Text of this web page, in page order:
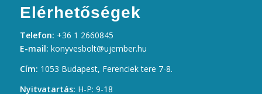
Elérhetőségek
Telefon: +36 1 2660845
E-mail: konyvesbolt@ujember.hu
Cím: 1053 Budapest, Ferenciek tere 7-8.
Nyitvatartás: H-P: 9-18